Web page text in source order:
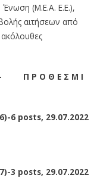
Ένωση (Μ.Ε.Α. Ε.Ε.),
αιτήσεων από
Π Ρ Ο Θ Ε Σ Μ Ι
6 posts, 29.07.2022
3 posts, 29.07.2022